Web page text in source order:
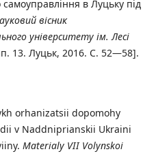
в Луцьку під
вісник
університету ім. Лесі
13. Луцьк, 2016. С. 52—58].
orhanizatsii dopomohy
v Naddniprianskii Ukraini
Materialy VII Volynskoi